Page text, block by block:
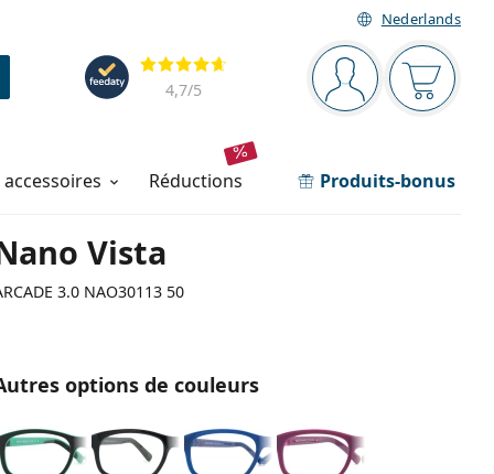
Nederlands
Barre de navigation
Vous êtesVotre
Évaluation
4,7/5
réductions Produits-bonus
Vista
3.0 NAO30113 50
options de couleurs